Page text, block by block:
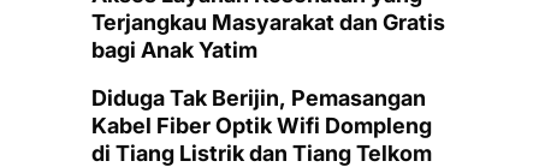
Terjangkau Masyarakat dan Gratis
bagi Anak Yatim
Diduga Tak Berijin, Pemasangan
Kabel Fiber Optik Wifi Dompleng
di Tiang Listrik dan Tiang Telkom